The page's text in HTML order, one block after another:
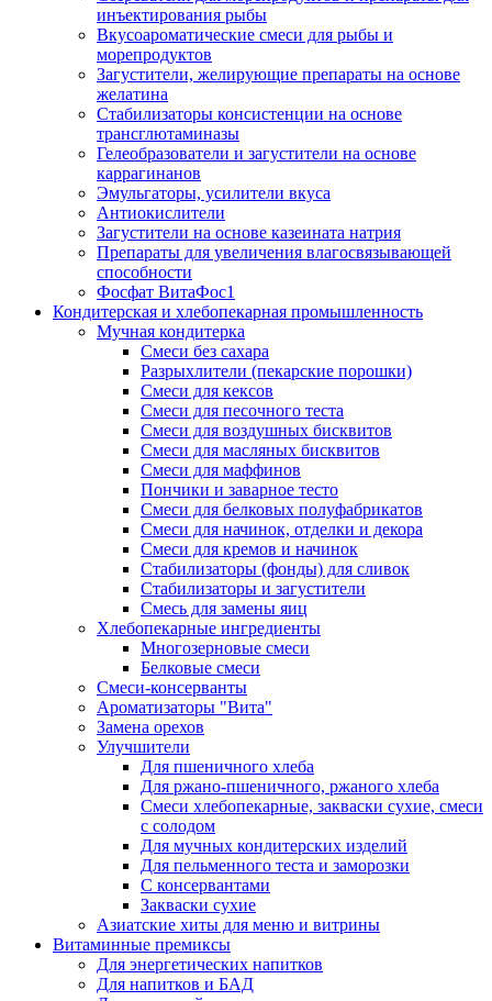
инъектирования рыбы
Вкусоароматические смеси для рыбы и
морепродуктов
Загустители, желирующие препараты на основе
желатина
Стабилизаторы консистенции на основе
трансглютаминазы
Гелеобразователи и загустители на основе
каррагинанов
Эмульгаторы, усилители вкуса
Антиокислители
Загустители на основе казеината натрия
Препараты для увеличения влагосвязывающей
способности
Фосфат ВитаФос1
Кондитерская и хлебопекарная промышленность
Мучная кондитерка
Смеси без сахара
Разрыхлители (пекарские порошки)
Смеси для кексов
Смеси для песочного теста
Смеси для воздушных бисквитов
Смеси для масляных бисквитов
Смеси для маффинов
Пончики и заварное тесто
Cмеси для белковых полуфабрикатов
Смеси для начинок, отделки и декора
Смеси для кремов и начинок
Стабилизаторы (фонды) для сливок
Стабилизаторы и загустители
Смесь для замены яиц
Хлебопекарные ингредиенты
Многозерновые смеси
Белковые смеси
Смеси-консерванты
Ароматизаторы "Вита"
Замена орехов
Улучшители
Для пшеничного хлеба
Для ржано-пшеничного, ржаного хлеба
Смеси хлебопекарные, закваски сухие, смеси
с солодом
Для мучных кондитерских изделий
Для пельменного теста и заморозки
С консервантами
Закваски сухие
Азиатские хиты для меню и витрины
Витаминные премиксы
Для энергетических напитков
Для напитков и БАД